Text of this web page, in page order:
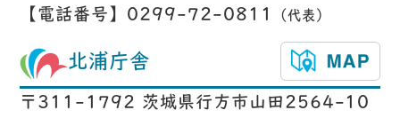
【電話番号】0299-72-0811
（代表）
北浦庁舎
〒311-1792 茨城県行方市山田2564-10